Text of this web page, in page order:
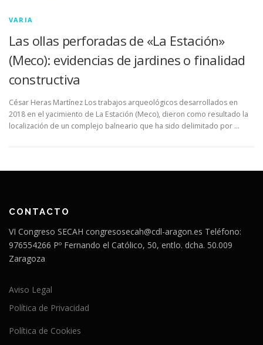
VARIA
Las ollas perforadas de «La Estación»
(Meco): evidencias de jardines o finalidad
constructiva
César Heras Martínez Los trabajos arqueológicos desarrollados en
2018 en el yacimiento de La Estación (Meco), dieron como resultado la
localización de un complejo balneario que ha sido delimitado por …
CONTACTO
VI Congreso SECAH congresosecah@cdl-aragon.es Teléfono:
976554266 Pº Fernando el Católico, 50, entlo. dcha. 50.009
Zaragoza
Aviso Legal
Política de Privacidad
Política de Cookies